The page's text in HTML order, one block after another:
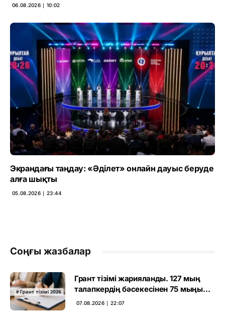
06.08.2026 ∣ 10:02
Экрандағы таңдау: «Әділет» онлайн дауыс беруде
алға шықты
05.08.2026 ∣ 23:44
Соңғы жазбалар
Грант тізімі жарияланды. 127 мың
талапкердің бәсекесінен 75 мыңы
өтті
07.08.2026 ∣ 22:07